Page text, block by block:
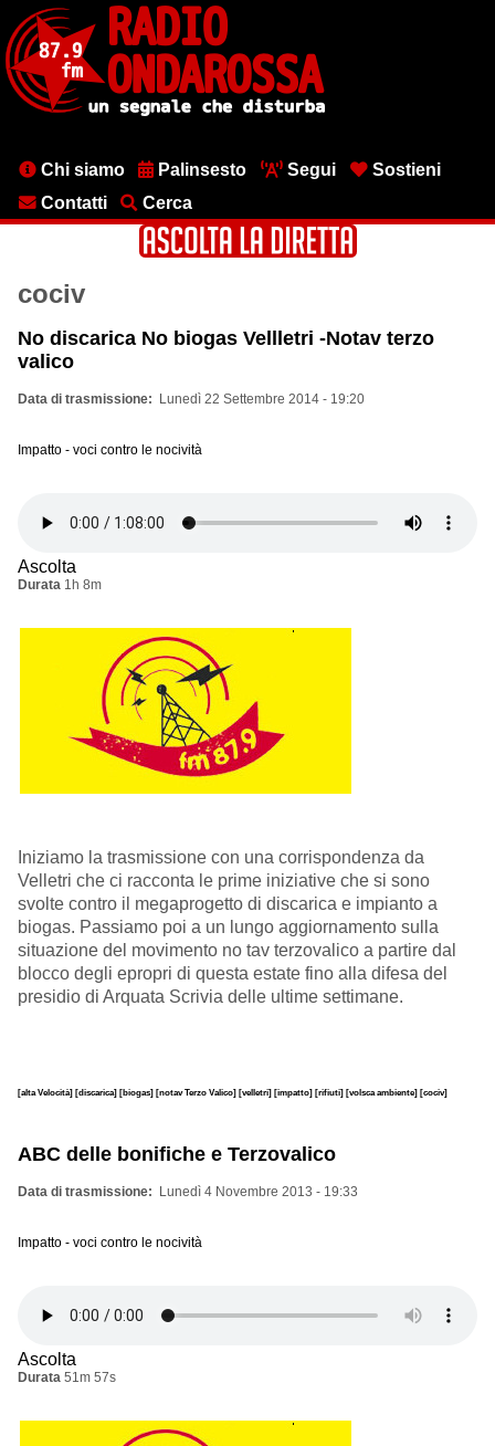
contenuto
principale
MenuChi siamo Palinsesto Segui
Sostieni
Contatti
Cerca
cociv
No discarica No biogas Vellletri -Notav terzo
valico
Data di trasmissione Lunedì 22 Settembre 2014 - 19:20
Impatto - voci contro le nocività
Ascolta
Durata 1h 8m
Iniziamo la trasmissione con una corrispondenza da
Velletri che ci racconta le prime iniziative che si sono
svolte contro il megaprogetto di discarica e impianto a
biogas. Passiamo poi a un lungo aggiornamento sulla
situazione del movimento no tav terzovalico a partire dal
blocco degli epropri di questa estate fino alla difesa del
presidio di Arquata Scrivia delle ultime settimane.
[alta Velocità] [discarica] [biogas] [notav Terzo Valico] [velletri] [impatto] [rifiuti] [volsca ambiente] [cociv]
ABC delle bonifiche e Terzovalico
Data di trasmissione Lunedì 4 Novembre 2013 - 19:33
Impatto - voci contro le nocività
Ascolta
Durata 51m 57s